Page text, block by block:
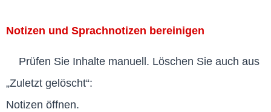
Notizen und Sprachnotizen bereinigen
Prüfen Sie Inhalte manuell. Löschen Sie auch aus
„Zuletzt gelöscht“:
Notizen öffnen.